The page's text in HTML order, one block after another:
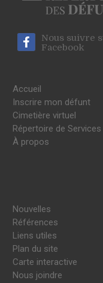
Nous suivre
Facebook
Accueil
Inscrire mon défunt
Cimetière virtuel
Répertoire de Services
À propos
Nouvelles
Références
Liens utiles
Plan du site
Carte interactive
Nous joindre